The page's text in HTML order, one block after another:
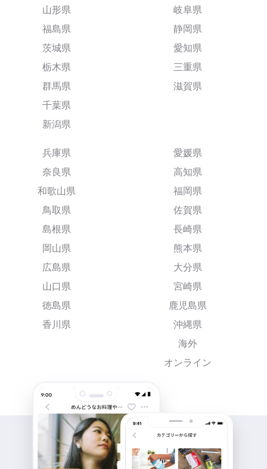
山形県
福島県
茨城県
栃木県
群馬県
千葉県
新潟県
岐阜県
静岡県
愛知県
三重県
滋賀県
兵庫県
奈良県
和歌山県
鳥取県
島根県
岡山県
広島県
山口県
徳島県
香川県
愛媛県
高知県
福岡県
佐賀県
長崎県
熊本県
大分県
宮崎県
鹿児島県
沖縄県
海外
オンライン